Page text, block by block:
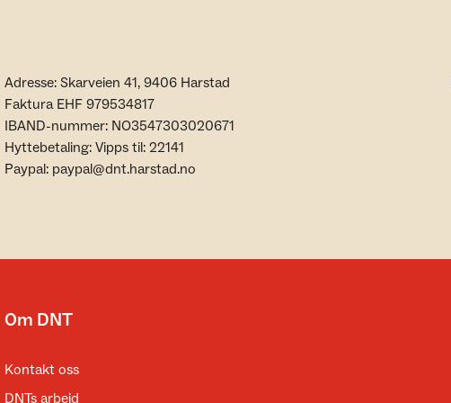
Adresse: Skarveien 41, 9406 Harstad
Faktura EHF 979534817
IBAND-nummer: NO3547303020671
Hyttebetaling: Vipps til: 22141
Paypal: paypal@dnt.harstad.no
Om DNT
Kontakt oss
DNTs arbeid